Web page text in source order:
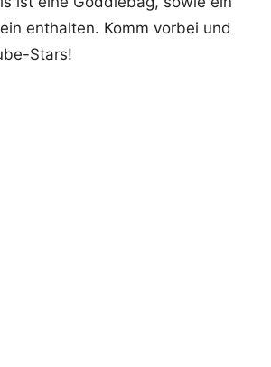
enthalten. Komm vorbei und
Stars!